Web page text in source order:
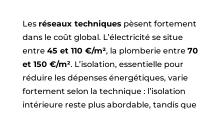
Les réseaux techniques pèsent fortement
dans le coût global. L’électricité se situe
entre 45 et 110 €/m², la plomberie entre 70
et 150 €/m². L’isolation, essentielle pour
réduire les dépenses énergétiques, varie
fortement selon la technique : l’isolation
intérieure reste plus abordable, tandis que